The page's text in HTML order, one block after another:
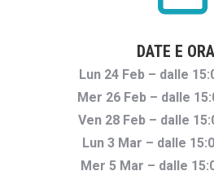
DATE E
Lun 24 Feb – dalle
Mer 26 Feb – dalle
Ven 28 Feb – dalle
Lun 3 Mar – dalle
Mer 5 Mar – dalle